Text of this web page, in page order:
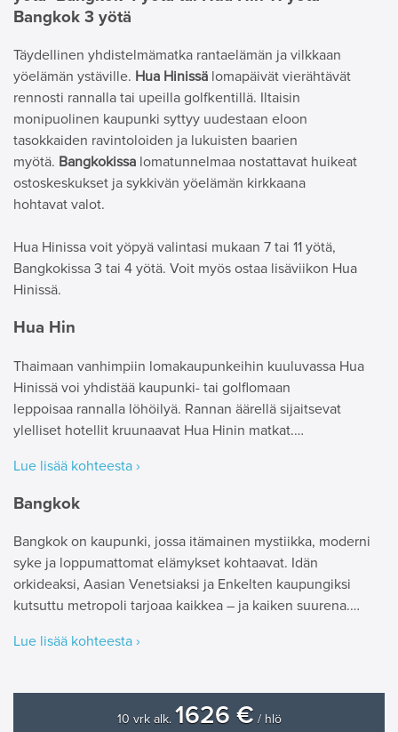
Bangkok 3 yötä
Täydellinen yhdistelmämatka rantaelämän ja vilkkaan
yöelämän ystäville. Hua Hinissä lomapäivät vierähtävät
rennosti rannalla tai upeilla golfkentillä. Iltaisin
monipuolinen kaupunki syttyy uudestaan eloon
tasokkaiden ravintoloiden ja lukuisten baarien
myötä. Bangkokissa lomatunnelmaa nostattavat huikeat
ostoskeskukset ja sykkivän yöelämän kirkkaana
hohtavat valot.
Hua Hinissa voit yöpyä valintasi mukaan 7 tai 11 yötä,
Bangkokissa 3 tai 4 yötä. Voit myös ostaa lisäviikon Hua
Hinissä.
Hua Hin
Thaimaan vanhimpiin lomakaupunkeihin kuuluvassa Hua
Hinissä voi yhdistää kaupunki- tai golflomaan
leppoisaa rannalla löhöilyä. Rannan äärellä sijaitsevat
ylelliset hotellit kruunaavat Hua Hinin matkat.…
Lue lisää kohteesta ›
Bangkok
Bangkok on kaupunki, jossa itämainen mystiikka, moderni
syke ja loppumattomat elämykset kohtaavat. Idän
orkideaksi, Aasian Venetsiaksi ja Enkelten kaupungiksi
kutsuttu metropoli tarjoaa kaikkea – ja kaiken suurena.…
Lue lisää kohteesta ›
10 vrk alk. 1626 € / hlö